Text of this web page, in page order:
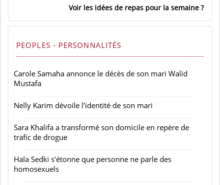
Voir les idées de repas pour la semaine
PEOPLES - PERSONNALITÉS
Carole Samaha annonce le décès de son mari Walid
Mustafa
Nelly Karim dévoile l'identité de son mari
Sara Khalifa a transformé son domicile en repère de
trafic de drogue
Hala Sedki s'étonne que personne ne parle des
homosexuels